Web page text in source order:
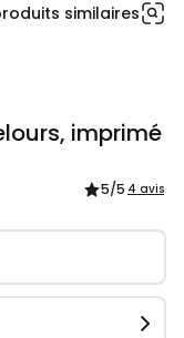
similaires
imprimé
5/5 4 avis